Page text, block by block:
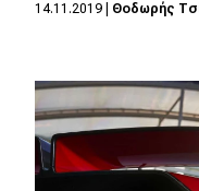
14.11.2019 Θοδωρής